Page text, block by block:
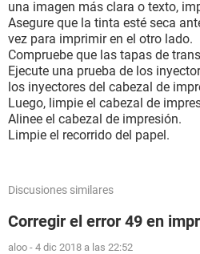
una imagen más clara o texto,
Asegure que la tinta esté seca
vez para imprimir en el otro lado.
Compruebe que las tapas de
Ejecute una prueba de los
los inyectores del cabezal de
Luego, limpie el cabezal de
Alinee el cabezal de impresión.
Limpie el recorrido del papel.
Discusiones similares
Corregir el error 49 en
aloo - 4 dic 2018 a las 22:52